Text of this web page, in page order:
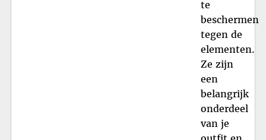
te
beschermen
tegen de
elementen.
Ze zijn
een
belangrijk
onderdeel
van je